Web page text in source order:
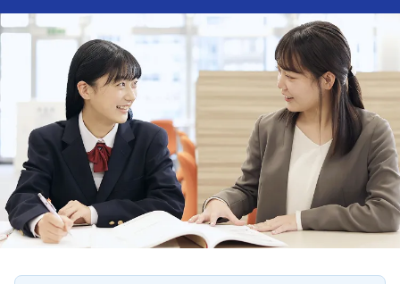
人気のコース
定期テスト・内申点対策コース
苦手科目克服コース
出水中学校
学校別内申点・定期テスト対策コース
熊本県公立高校入試対策コース
理科社会暗記特別コース
不登校生徒さま向けさかのぼり学習コース
私立高校専願・奨学特待対策コース
英検®3級・準2級合格コース
全ての教科における弱点克服コース
苦手科目のみ1科目集中コース
その他、何でもご相談ください
他にも以下の学校に対応しています